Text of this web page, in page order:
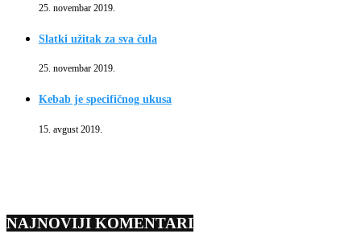
25. novembar 2019.
Slatki užitak za sva čula
25. novembar 2019.
Kebab je specifičnog ukusa
15. avgust 2019.
NAJNOVIJI KOMENTARI